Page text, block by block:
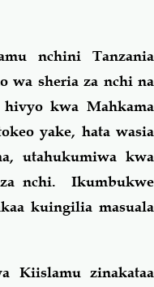
nchini Tanzania
wa sheria za nchi na
kwa Mahkama
yake, hata wasia
utahukumiwa kwa
nchi. Ikumbukwe
kuingilia masuala
Kiislamu zinakataa